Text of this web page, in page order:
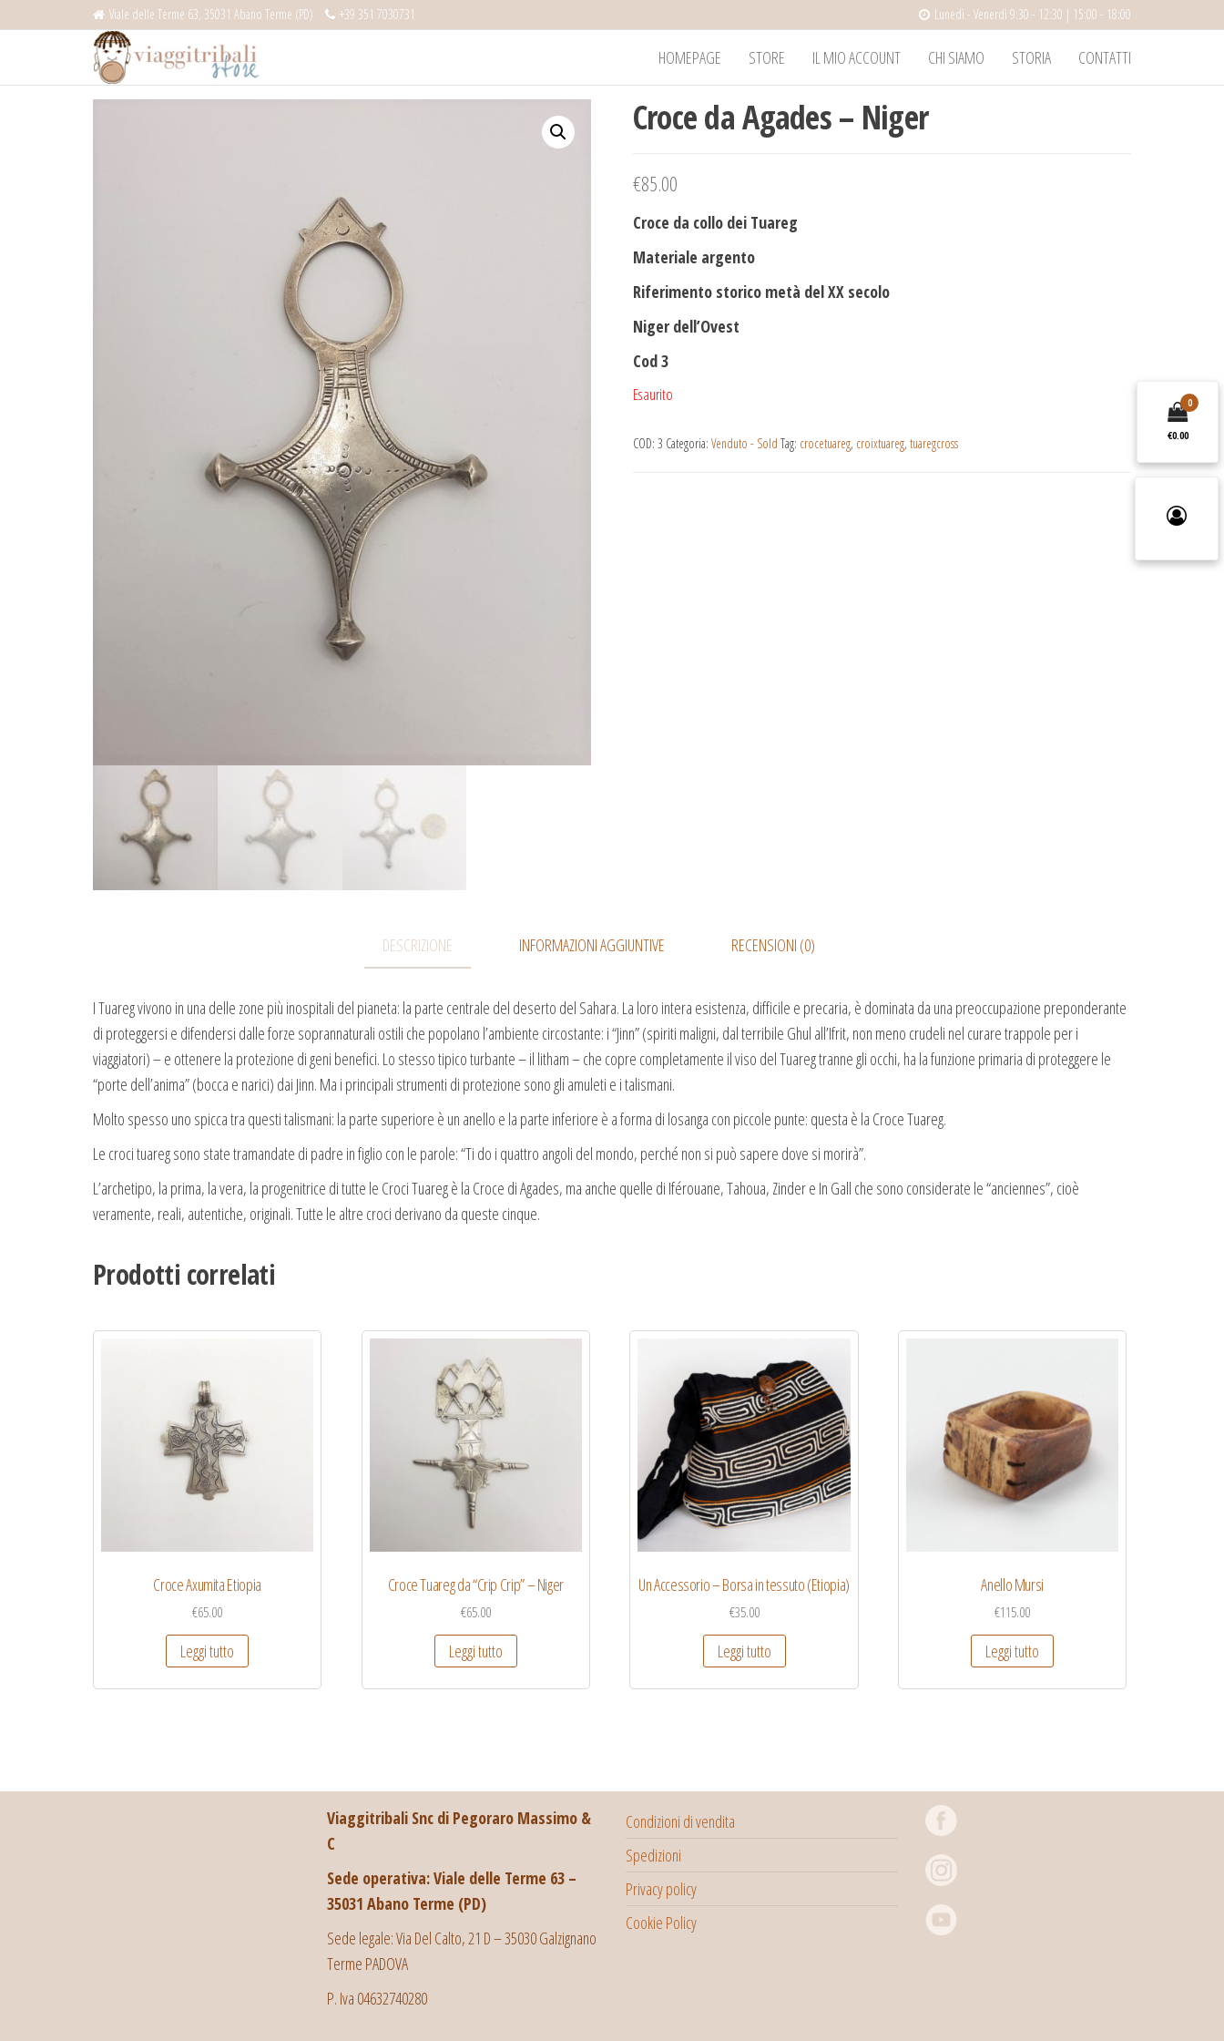
e
al
Viale delle Terme 63, 35031 Abano Terme (PD) +39 351 7030731 Lunedì - Venerdì 9:30 - 12:30 | 15:00 - 18:00
Store
HOMEPAGE STORE IL MIO ACCOUNT CHI SIAMO STORIA CONTATTI
Croce da Agades – Niger
€85.00
Croce da collo dei Tuareg
Materiale argento
Riferimento storico metà del XX secolo
Niger dell’Ovest
Cod 3
Esaurito
COD: 3 Categoria: Venduto - Sold Tag: crocetuareg, croixtuareg, tuaregcross
DESCRIZIONE INFORMAZIONI AGGIUNTIVE RECENSIONI (0)
I Tuareg vivono in una delle zone più inospitali del pianeta: la parte centrale del deserto del Sahara. La loro intera esistenza, difficile e precaria, è dominata da una preoccupazione preponderante
di proteggersi e difendersi dalle forze soprannaturali ostili che popolano l’ambiente circostante: i “Jinn” (spiriti maligni, dal terribile Ghul all’Ifrit, non meno crudeli nel curare trappole per i
viaggiatori) – e ottenere la protezione di geni benefici. Lo stesso tipico turbante – il litham – che copre completamente il viso del Tuareg tranne gli occhi, ha la funzione primaria di proteggere le
“porte dell’anima” (bocca e narici) dai Jinn. Ma i principali strumenti di protezione sono gli amuleti e i talismani.
Molto spesso uno spicca tra questi talismani: la parte superiore è un anello e la parte inferiore è a forma di losanga con piccole punte: questa è la Croce Tuareg.
Le croci tuareg sono state tramandate di padre in figlio con le parole: “Ti do i quattro angoli del mondo, perché non si può sapere dove si morirà”.
L’archetipo, la prima, la vera, la progenitrice di tutte le Croci Tuareg è la Croce di Agades, ma anche quelle di Iférouane, Tahoua, Zinder e In Gall che sono considerate le “anciennes”, cioè
veramente, reali, autentiche, originali. Tutte le altre croci derivano da queste cinque.
Prodotti correlati
Croce Axumita Etiopia
€65.00
Leggi tutto
Croce Tuareg da “Crip Crip” – Niger
€65.00
Leggi tutto
Un Accessorio – Borsa in tessuto (Etiopia)
€35.00
Leggi tutto
Anello Mursi
€115.00
Leggi tutto
Viaggitribali Snc di Pegoraro Massimo &
C
Sede operativa: Viale delle Terme 63 –
35031 Abano Terme (PD)
Sede legale: Via Del Calto, 21 D – 35030 Galzignano
Terme PADOVA
P. Iva 04632740280
Condizioni di vendita
Spedizioni
Privacy policy
Cookie Policy
0
€0.00